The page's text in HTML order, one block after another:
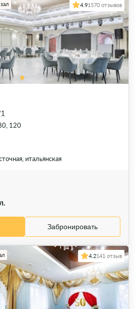
4.91570 отзывов
120
итальянская
Забронировать
4.2141 отзыв